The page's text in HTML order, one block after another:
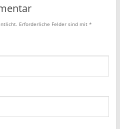
Erforderliche Felder sind mit *